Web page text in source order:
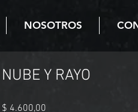
NOSOTROS
NUBE Y RAYO
$ 4.600,00